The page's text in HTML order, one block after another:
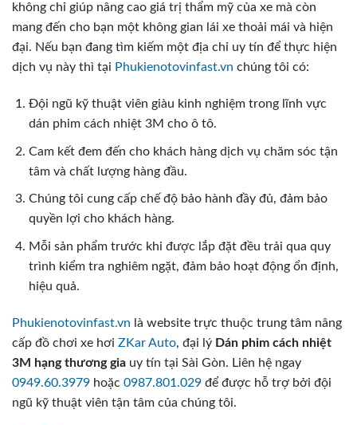
không chỉ giúp nâng cao giá trị thẩm mỹ của xe mà còn
mang đến cho bạn một không gian lái xe thoải mái và hiện
đại. Nếu bạn đang tìm kiếm một địa chỉ uy tín để thực hiện
dịch vụ này thì tại Phukienotovinfast.vn chúng tôi có:
Đội ngũ kỹ thuật viên giàu kinh nghiệm trong lĩnh vực
dán phim cách nhiệt 3M cho ô tô.
Cam kết đem đến cho khách hàng dịch vụ chăm sóc tận
tâm và chất lượng hàng đầu.
Chúng tôi cung cấp chế độ bảo hành đầy đủ, đảm bảo
quyền lợi cho khách hàng.
Mỗi sản phẩm trước khi được lắp đặt đều trải qua quy
trình kiểm tra nghiêm ngặt, đảm bảo hoạt động ổn định,
hiệu quả.
Phukienotovinfast.vn là website trực thuộc trung tâm nâng
cấp đồ chơi xe hơi ZKar Auto, đại lý Dán phim cách nhiệt
3M hạng thương gia uy tín tại Sài Gòn. Liên hệ ngay
0949.60.3979 hoặc 0987.801.029 để được hỗ trợ bởi đội
ngũ kỹ thuật viên tận tâm của chúng tôi.